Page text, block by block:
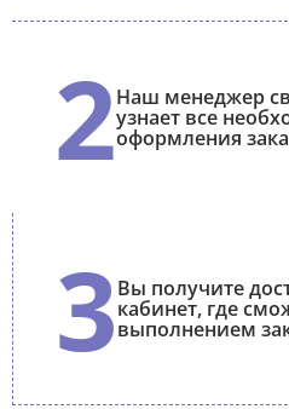
2Наш менеджер
узнает все
оформления
3Вы получите
кабинет, где
выполнением